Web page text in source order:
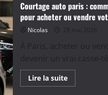
Courtage auto paris :
pour acheter ou vendre
Nicolas 28 mai 2026
À Paris, acheter ou
devenir un vrai casse-
Lire la suiteEn
savoir